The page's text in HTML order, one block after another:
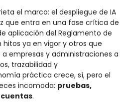
el marco: el despliegue de IA
que entra en una fase crítica de
aplicación del Reglamento de
hitos ya en vigor y otros que
empresas y administraciones a
trazabilidad y
práctica crece, sí, pero el
incomoda: pruebas,
.